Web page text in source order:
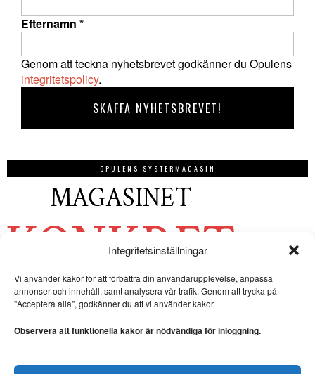
Integritetsinställningar
Vi använder kakor för att förbättra din användarupplevelse, anpassa
annonser och innehåll, samt analysera vår trafik. Genom att trycka på
"Acceptera alla", godkänner du att vi använder kakor.
Observera att funktionella kakor är nödvändiga för inloggning.
Efternamn *
Genom att teckna nyhetsbrevet godkänner du Opulens
integritetspolicy.
OPULENS SYSTERMAGASIN